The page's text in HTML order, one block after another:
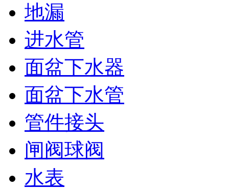
地漏
进水管
面盆下水器
面盆下水管
管件接头
闸阀球阀
水表